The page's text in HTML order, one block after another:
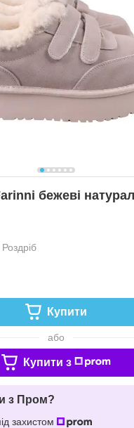
бежеві
Роздріб
Купити
або
Купити з
з Пром?
захистом